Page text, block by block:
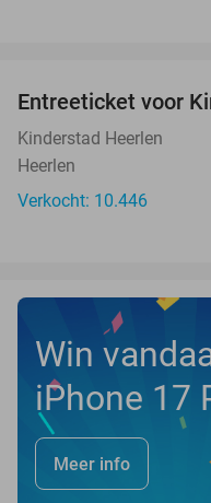
Entreeticket voor
Kinderstad Heerlen
Heerlen
Verkocht: 10.446
Win
iPhone 17
Meer info